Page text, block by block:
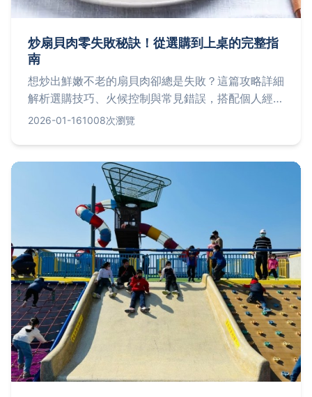
炒扇貝肉零失敗秘訣！從選購到上桌的完整指
南
想炒出鮮嫩不老的扇貝肉卻總是失敗？這篇攻略詳細
解析選購技巧、火候控制與常見錯誤，搭配個人經驗
分享，讓你輕鬆端出餐廳級美味。
2026-01-161008次瀏覽